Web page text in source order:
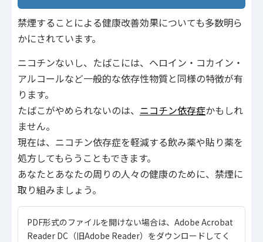
禁煙することによる健康改善効果についても多数明ら
かにされています。
ニコチンないし、たばこには、ヘロイン・コカイン・
アルコールなど一般的な依存性物質と同様の特徴が有
ります。
たばこがやめられないのは、 ニコチン依存症かもしれ
ません。
現在は、ニコチン依存症を軽減する飲み薬や貼り薬を
処方してもらうこともできます。
あなたとあなたの周りの人々の健康のために、禁煙に
取り組みましょう。
PDF形式のファイルを開けない場合は、Adobe Acrobat
Reader DC（旧Adobe Reader）をダウンロードしてく